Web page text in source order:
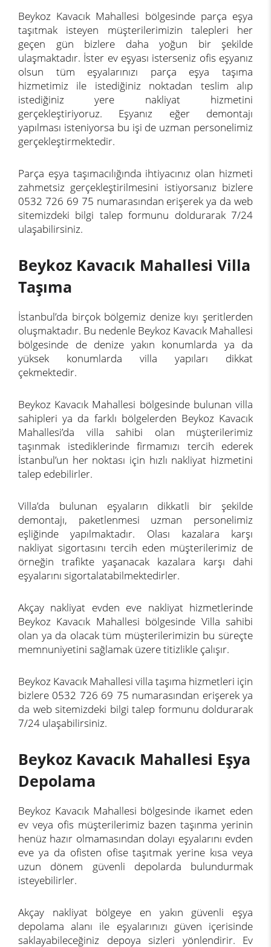
Beykoz Kavacık Mahallesi bölgesinde parça eşya
taşıtmak isteyen müşterilerimizin talepleri her
geçen gün bizlere daha yoğun bir şekilde
ulaşmaktadır. İster ev eşyası isterseniz ofis eşyanız
olsun tüm eşyalarınızı parça eşya taşıma
hizmetimiz ile istediğiniz noktadan teslim alıp
istediğiniz yere nakliyat hizmetini
gerçekleştiriyoruz. Eşyanız eğer demontajı
yapılması isteniyorsa bu işi de uzman personelimiz
gerçekleştirmektedir.
Parça eşya taşımacılığında ihtiyacınız olan hizmeti
zahmetsiz gerçekleştirilmesini istiyorsanız bizlere
0532 726 69 75 numarasından erişerek ya da web
sitemizdeki bilgi talep formunu doldurarak 7/24
ulaşabilirsiniz.
Beykoz Kavacık Mahallesi Villa
Taşıma
İstanbul’da birçok bölgemiz denize kıyı şeritlerden
oluşmaktadır. Bu nedenle Beykoz Kavacık Mahallesi
bölgesinde de denize yakın konumlarda ya da
yüksek konumlarda villa yapıları dikkat
çekmektedir.
Beykoz Kavacık Mahallesi bölgesinde bulunan villa
sahipleri ya da farklı bölgelerden Beykoz Kavacık
Mahallesi’da villa sahibi olan müşterilerimiz
taşınmak istediklerinde firmamızı tercih ederek
İstanbul’un her noktası için hızlı nakliyat hizmetini
talep edebilirler.
Villa’da bulunan eşyaların dikkatli bir şekilde
demontajı, paketlenmesi uzman personelimiz
eşliğinde yapılmaktadır. Olası kazalara karşı
nakliyat sigortasını tercih eden müşterilerimiz de
örneğin trafikte yaşanacak kazalara karşı dahi
eşyalarını sigortalatabilmektedirler.
Akçay nakliyat evden eve nakliyat hizmetlerinde
Beykoz Kavacık Mahallesi bölgesinde Villa sahibi
olan ya da olacak tüm müşterilerimizin bu süreçte
memnuniyetini sağlamak üzere titizlikle çalışır.
Beykoz Kavacık Mahallesi villa taşıma hizmetleri için
bizlere 0532 726 69 75 numarasından erişerek ya
da web sitemizdeki bilgi talep formunu doldurarak
7/24 ulaşabilirsiniz.
Beykoz Kavacık Mahallesi Eşya
Depolama
Beykoz Kavacık Mahallesi bölgesinde ikamet eden
ev veya ofis müşterilerimiz bazen taşınma yerinin
henüz hazır olmamasından dolayı eşyalarını evden
eve ya da ofisten ofise taşıtmak yerine kısa veya
uzun dönem güvenli depolarda bulundurmak
isteyebilirler.
Akçay nakliyat bölgeye en yakın güvenli eşya
depolama alanı ile eşyalarınızı güven içerisinde
saklayabileceğiniz depoya sizleri yönlendirir. Ev